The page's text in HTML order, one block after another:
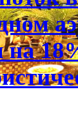
на